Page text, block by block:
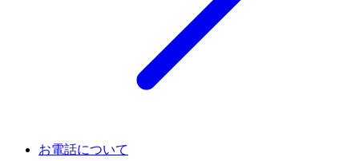
お電話について